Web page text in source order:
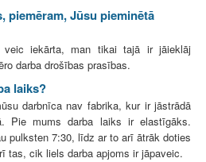
piemēram, Jūsu pieminētā
veic iekārta, man tikai tajā ir jāieklāj
darba drošības prasības.
laiks?
darbnīca nav fabrika, kur ir jāstrādā
Pie mums darba laiks ir elastīgāks.
pulksten 7:30, līdz ar to arī ātrāk doties
tas, cik liels darba apjoms ir jāpaveic.